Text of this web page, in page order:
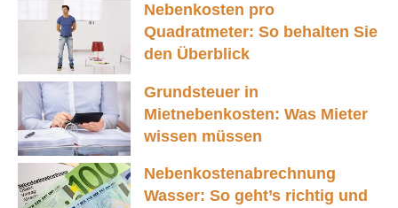
Nebenkosten pro
Quadratmeter: So behalten Sie
den Überblick
Grundsteuer in
Mietnebenkosten: Was Mieter
wissen müssen
Nebenkostenabrechnung
Wasser: So geht’s richtig und